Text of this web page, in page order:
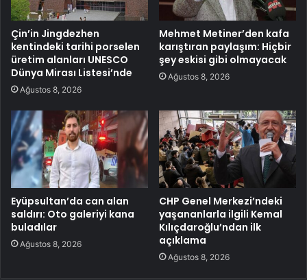
Çin’in Jingdezhen
kentindeki tarihi porselen
üretim alanları UNESCO
Dünya Mirası Listesi’nde
Ağustos 8, 2026
Mehmet Metiner’den kafa
karıştıran paylaşım: Hiçbir
şey eskisi gibi olmayacak
Ağustos 8, 2026
Eyüpsultan’da can alan
saldırı: Oto galeriyi kana
buladılar
Ağustos 8, 2026
CHP Genel Merkezi’ndeki
yaşananlarla ilgili Kemal
Kılıçdaroğlu’ndan ilk
açıklama
Ağustos 8, 2026